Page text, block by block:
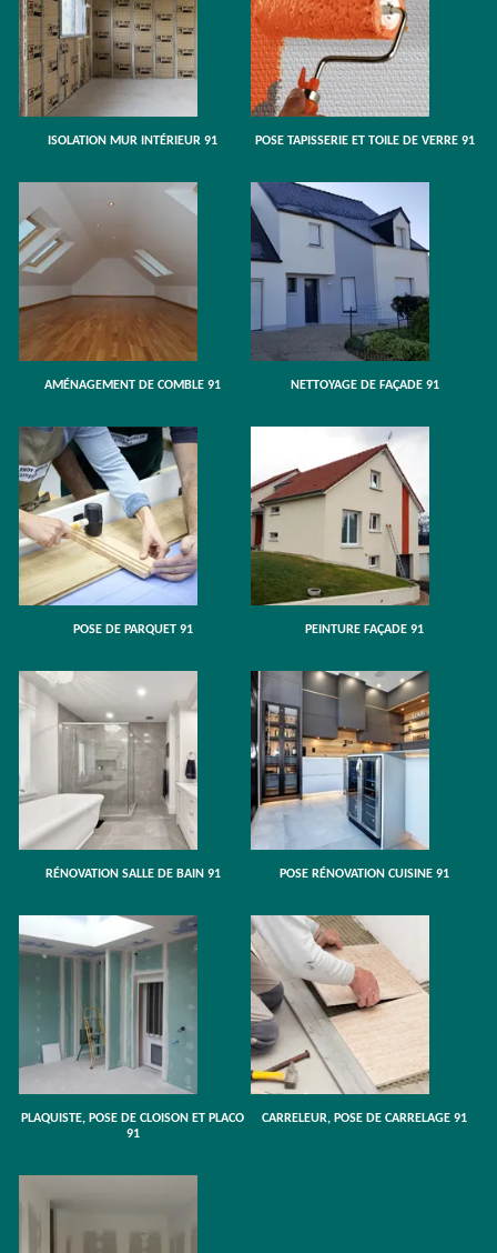
ISOLATION MUR INTÉRIEUR 91 POSE TAPISSERIE ET TOILE DE VERRE 91
AMÉNAGEMENT DE COMBLE 91 NETTOYAGE DE FAÇADE 91
POSE DE PARQUET 91 PEINTURE FAÇADE 91
RÉNOVATION SALLE DE BAIN 91 POSE RÉNOVATION CUISINE 91
PLAQUISTE, POSE DE CLOISON ET PLACO
91
CARRELEUR, POSE DE CARRELAGE 91